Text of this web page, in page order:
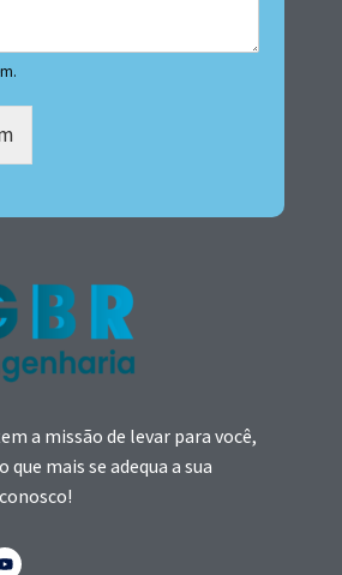
a missão de levar para você,
mais se adequa a sua